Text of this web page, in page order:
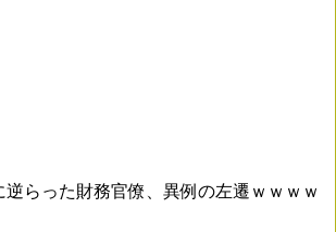
逆らった財務官僚、異例の左遷ｗｗｗｗ